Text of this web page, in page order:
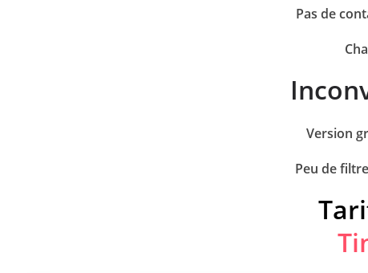
Pas de
Version
Peu de